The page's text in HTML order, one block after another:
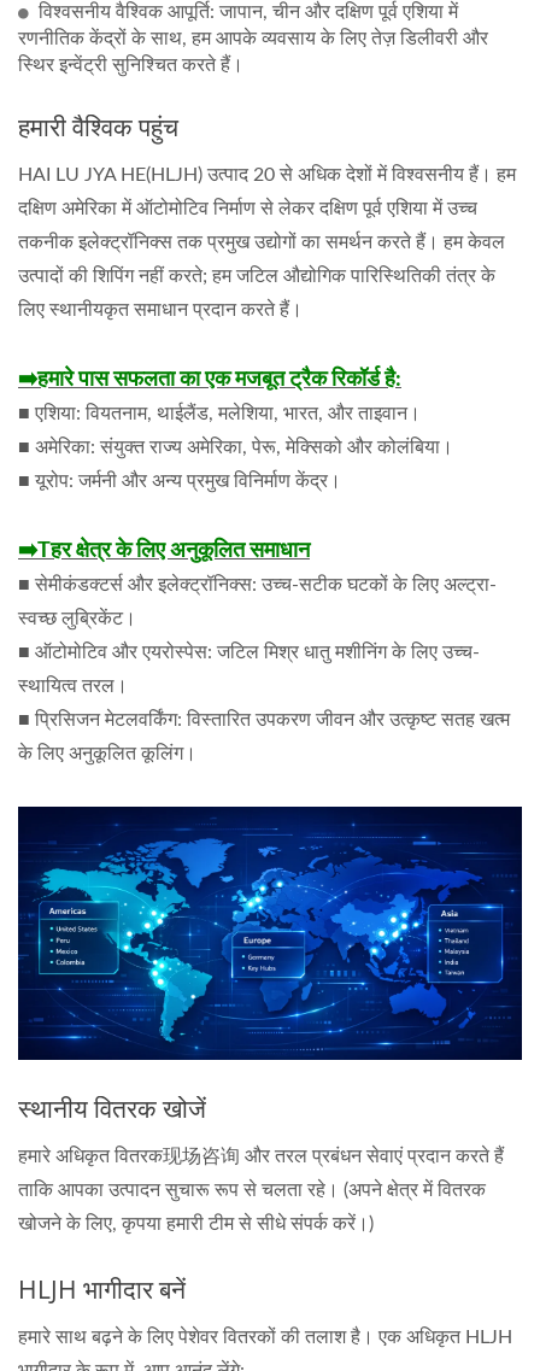
विश्वसनीय वैश्विक आपूर्ति: जापान, चीन और दक्षिण पूर्व एशिया में
रणनीतिक केंद्रों के साथ, हम आपके व्यवसाय के लिए तेज़ डिलीवरी और
स्थिर इन्वेंट्री सुनिश्चित करते हैं।
हमारी वैश्विक पहुंच
HAI LU JYA HE(HLJH) उत्पाद 20 से अधिक देशों में विश्वसनीय हैं। हम
दक्षिण अमेरिका में ऑटोमोटिव निर्माण से लेकर दक्षिण पूर्व एशिया में उच्च
तकनीक इलेक्ट्रॉनिक्स तक प्रमुख उद्योगों का समर्थन करते हैं। हम केवल
उत्पादों की शिपिंग नहीं करते; हम जटिल औद्योगिक पारिस्थितिकी तंत्र के
लिए स्थानीयकृत समाधान प्रदान करते हैं।
➡️हमारे पास सफलता का एक मजबूत ट्रैक रिकॉर्ड है:
■ एशिया: वियतनाम, थाईलैंड, मलेशिया, भारत, और ताइवान।
■ अमेरिका: संयुक्त राज्य अमेरिका, पेरू, मेक्सिको और कोलंबिया।
■ यूरोप: जर्मनी और अन्य प्रमुख विनिर्माण केंद्र।
➡️Tहर क्षेत्र के लिए अनुकूलित समाधान
■ सेमीकंडक्टर्स और इलेक्ट्रॉनिक्स: उच्च-सटीक घटकों के लिए अल्ट्रा-
स्वच्छ लुब्रिकेंट।
■ ऑटोमोटिव और एयरोस्पेस: जटिल मिश्र धातु मशीनिंग के लिए उच्च-
स्थायित्व तरल।
■ प्रिसिजन मेटलवर्किंग: विस्तारित उपकरण जीवन और उत्कृष्ट सतह खत्म
के लिए अनुकूलित कूलिंग।
स्थानीय वितरक खोजें
हमारे अधिकृत वितरक现场咨询 और तरल प्रबंधन सेवाएं प्रदान करते हैं
ताकि आपका उत्पादन सुचारू रूप से चलता रहे। (अपने क्षेत्र में वितरक
खोजने के लिए, कृपया हमारी टीम से सीधे संपर्क करें।)
HLJH भागीदार बनें
हमारे साथ बढ़ने के लिए पेशेवर वितरकों की तलाश है। एक अधिकृत HLJH